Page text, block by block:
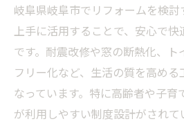
岐阜県岐阜市でリフォームを検
上手に活用することで、安心で
です。耐震改修や窓の断熱化、
フリー化など、生活の質を高め
なっています。特に高齢者や子育
が利用しやすい制度設計がされて